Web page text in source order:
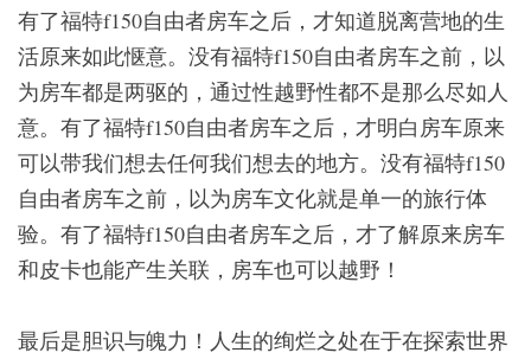
有了福特f150自由者房车之后，才知道脱离营地的生
活原来如此惬意。没有福特f150自由者房车之前，以
为房车都是两驱的，通过性越野性都不是那么尽如人
意。有了福特f150自由者房车之后，才明白房车原来
可以带我们想去任何我们想去的地方。没有福特f150
自由者房车之前，以为房车文化就是单一的旅行体
验。有了福特f150自由者房车之后，才了解原来房车
和皮卡也能产生关联，房车也可以越野！
最后是胆识与魄力！人生的绚烂之处在于在探索世界